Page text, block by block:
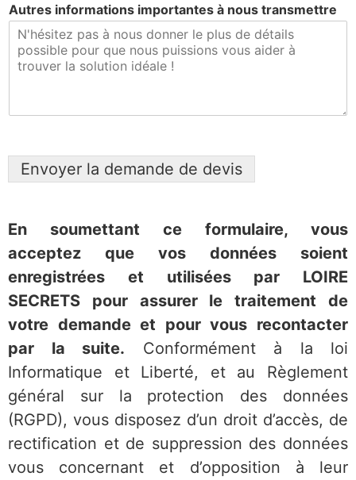
Autres informations importantes à nous transmettre
Envoyer la demande de devis
En soumettant ce formulaire, vous
acceptez que vos données soient
enregistrées et utilisées par LOIRE
SECRETS pour assurer le traitement de
votre demande et pour vous recontacter
par la suite.
Conformément à la loi
Informatique et Liberté, et au Règlement
général sur la protection des données
(RGPD), vous disposez d’un droit d’accès, de
rectification et de suppression des données
vous concernant et d’opposition à leur